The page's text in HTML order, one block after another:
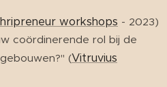
workshops - 2023)
coördinerende rol bij de
(Vitruvius